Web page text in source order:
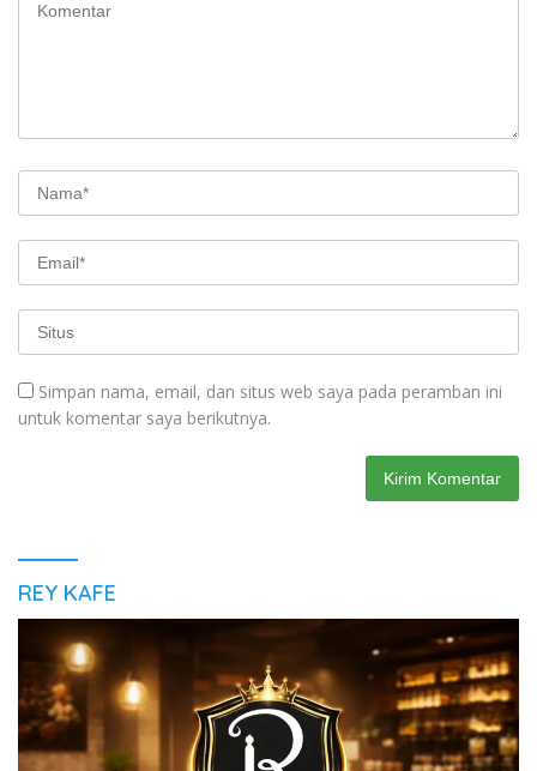
Simpan nama, email, dan situs web saya pada peramban ini
untuk komentar saya berikutnya.
REY KAFE